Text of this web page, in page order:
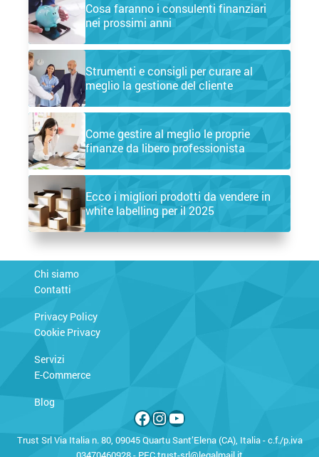
Cosa faranno i consulenti finanziari
nei prossimi anni
Strumenti e consigli per curare al
meglio la gestione del cliente
Come gestire al meglio le proprie
finanze da libero professionista
Ecco i migliori prodotti da vendere in
white labelling per il 2025
Chi siamo
Contatti
Privacy Policy
Cookie Privacy
Servizi
E-Commerce
Blog
Facebook
Instagram
YouTube
Trust Srl Via Italia n. 80, 09045 Quartu Sant’Elena (CA), Italia - c.f./p.iva